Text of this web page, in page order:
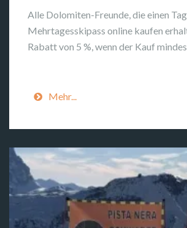
Alle Dolomiten-Freunde, die einen
Mehrtagesskipass online kaufen
Rabatt von 5 %, wenn der Kauf
Mehr...